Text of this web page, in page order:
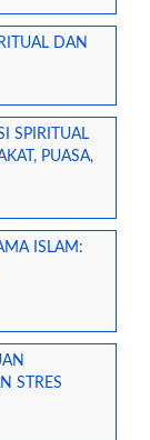
DAN
SPIRITUAL
PUASA,
ISLAM:
STRES